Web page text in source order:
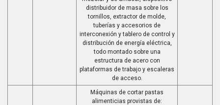
distribuidor de masa sobre los
tornillos, extractor de molde,
tuberías y accesorios de
interconexión y tablero de control y
distribución de energía eléctrica,
todo montado sobre una
estructura de acero con
plataformas de trabajo y escaleras
de acceso.
Máquinas de cortar pastas
alimenticias provistas de: